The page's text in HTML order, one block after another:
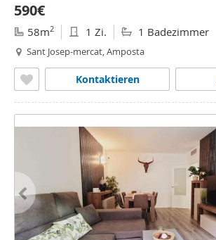
590€
58m2 1 Zi. 1 Badezimmer
Sant Josep-mercat, Amposta
Kontaktieren